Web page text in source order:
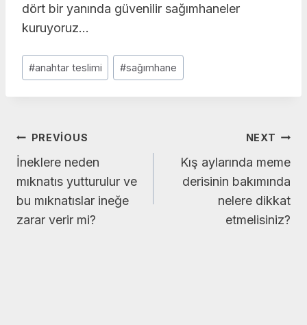
dört bir yanında güvenilir sağımhaneler
kuruyoruz…
Post
Tags:
#anahtar teslimi #sağımhane
Yazı
gezinmesi
PREVIOUS
İneklere neden
mıknatıs yutturulur ve
bu mıknatıslar ineğe
zarar verir mi?
NEXT
Kış aylarında meme
derisinin bakımında
nelere dikkat
etmelisiniz?